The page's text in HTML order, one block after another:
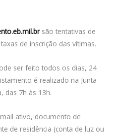
são tentativas de
de inscrição das vítimas.
ser feito todos os dias, 24
é realizado na Junta
das 7h às 13h.
ativo, documento de
de residência (conta de luz ou